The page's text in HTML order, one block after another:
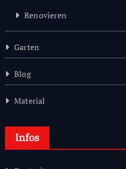
Renovieren
Garten
Blog
Material
Infos